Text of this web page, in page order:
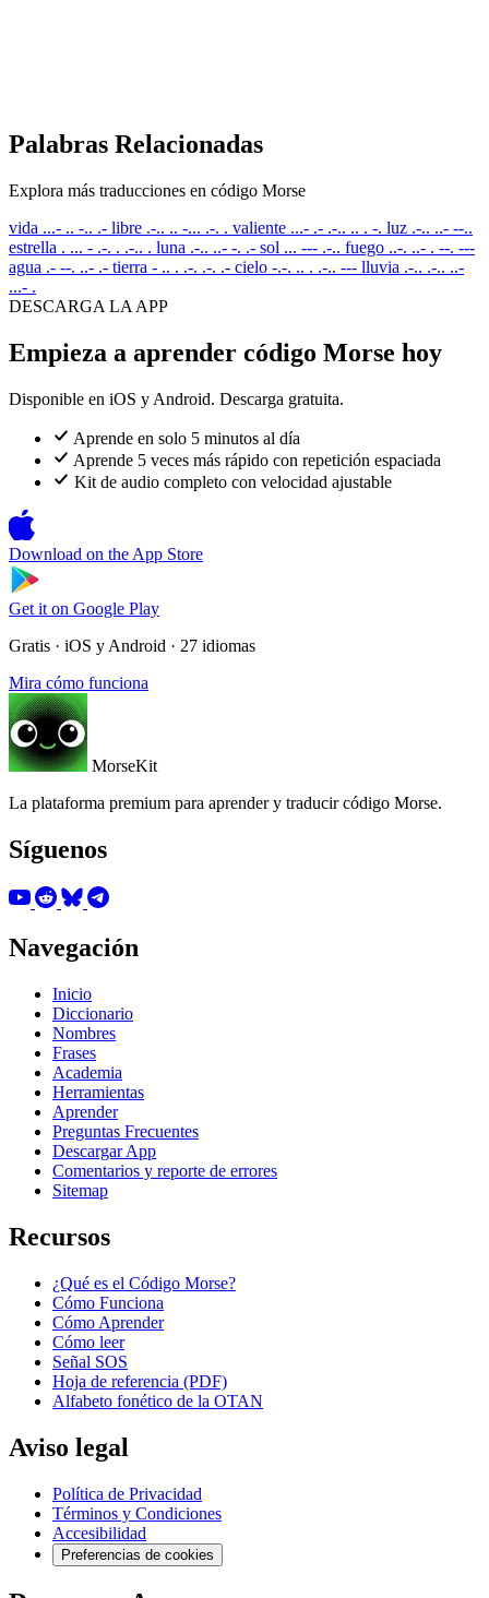
Palabras Relacionadas
Explora más traducciones en código Morse
vida ...- .. -.. .- libre .-.. .. -... .-. . valiente ...- .- .-.. .. . -. luz .-.. ..- --..
estrella . ... - .-. . .-.. . luna .-.. ..- -. .- sol ... --- .-.. fuego ..-. ..- . --. ---
agua .- --. ..- .- tierra - .. . .-. .-. .- cielo -.-. .. . .-.. --- lluvia .-.. .-.. ..-
...- .
DESCARGA LA APP
Empieza a aprender código Morse hoy
Disponible en iOS y Android. Descarga gratuita.
Aprende en solo 5 minutos al día
Aprende 5 veces más rápido con repetición espaciada
Kit de audio completo con velocidad ajustable
Download on the App Store
Get it on Google Play
Gratis · iOS y Android · 27 idiomas
Mira cómo funciona
MorseKit
La plataforma premium para aprender y traducir código Morse.
Síguenos
Navegación
Inicio
Diccionario
Nombres
Frases
Academia
Herramientas
Aprender
Preguntas Frecuentes
Descargar App
Comentarios y reporte de errores
Sitemap
Recursos
¿Qué es el Código Morse?
Cómo Funciona
Cómo Aprender
Cómo leer
Señal SOS
Hoja de referencia (PDF)
Alfabeto fonético de la OTAN
Aviso legal
Política de Privacidad
Términos y Condiciones
Accesibilidad
Preferencias de cookies